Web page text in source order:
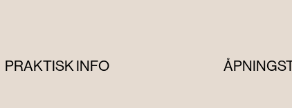
PRAKTISK INFO